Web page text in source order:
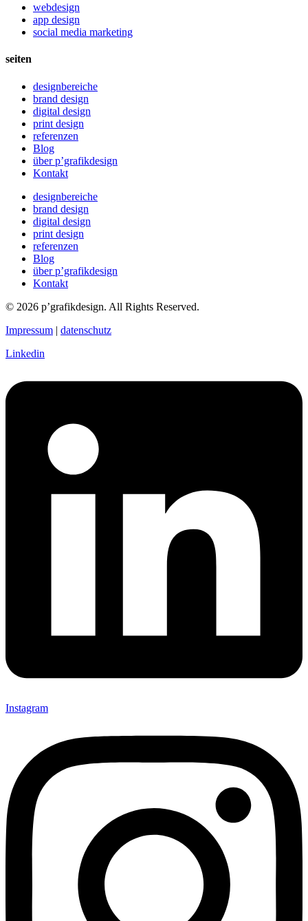
webdesign
app design
social media marketing
seiten
designbereiche
brand design
digital design
print design
referenzen
Blog
über p’grafikdesign
Kontakt
designbereiche
brand design
digital design
print design
referenzen
Blog
über p’grafikdesign
Kontakt
© 2026 p’grafikdesign. All Rights Reserved.
Impressum | datenschutz
Linkedin
Instagram